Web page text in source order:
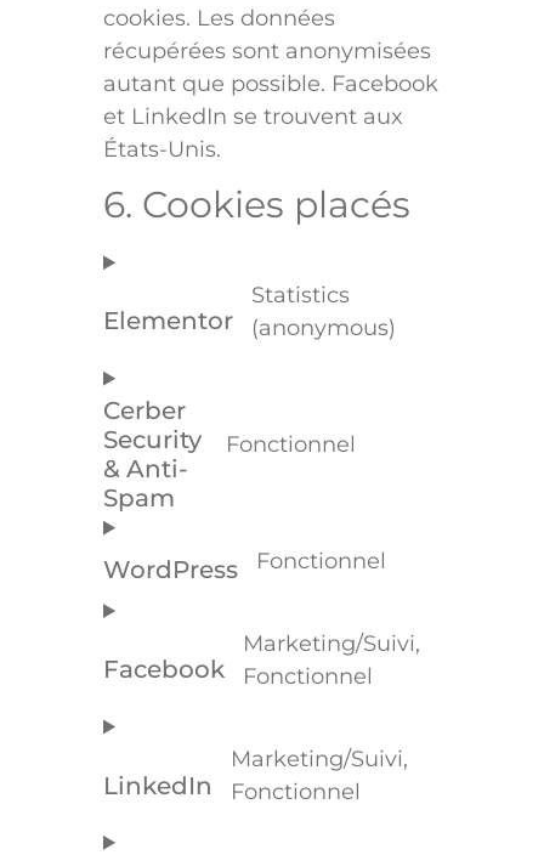
cookies. Les données
récupérées sont anonymisées
autant que possible. Facebook
et LinkedIn se trouvent aux
États-Unis.
6. Cookies placés
Elementor
Statistics
(anonymous)
Cerber
Security
& Anti-
Spam
Fonctionnel
WordPress Fonctionnel
Facebook
Marketing/Suivi,
Fonctionnel
LinkedIn
Marketing/Suivi,
Fonctionnel